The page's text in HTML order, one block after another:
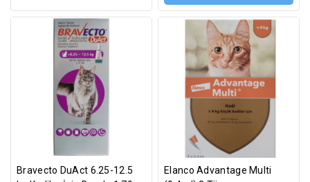
Bravecto DuAct 6.25-12.5
Elanco Advantage Multi